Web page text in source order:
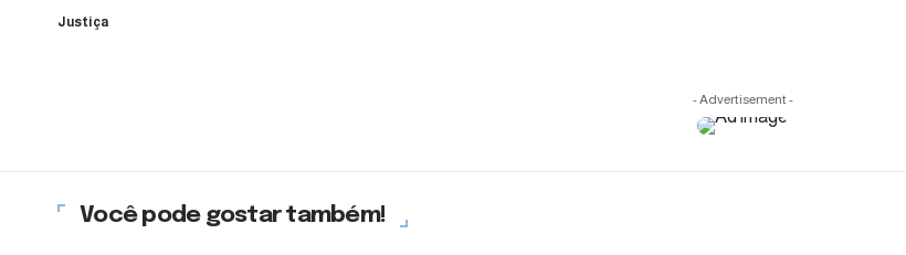
Justiça
- Advertisement -
Você pode gostar também!